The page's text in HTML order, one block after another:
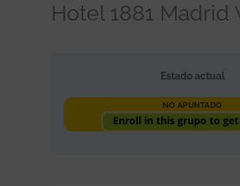
Hotel 1881 Madrid
Estado actual
NO APUNTADO
Enroll in this grupo to get